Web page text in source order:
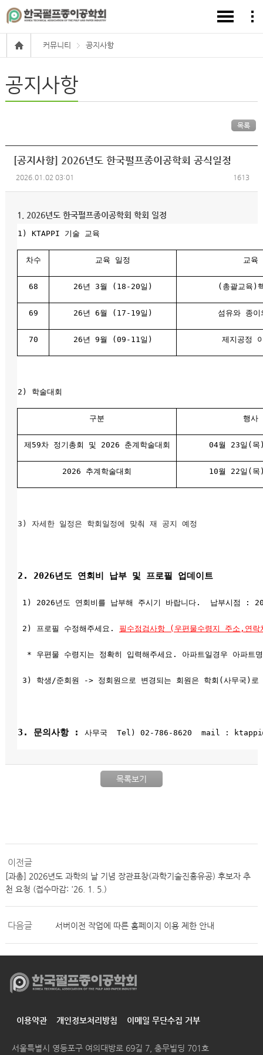
커뮤니티 공지사항
공지사항
목록
[공지사항] 2026년도 한국펄프종이공학회 공식일정
2026.01.02 03:01 1613
1. 2026년도 한국펄프종이공학회 학회 일정
1) KTAPPI 기술 교육
차수 교육 일정 교육
68 26년 3월 (18-20일) (총괄교육)
69 26년 6월 (17-19일) 섬유와 종
70 26년 9월 (09-11일) 제지공정
2) 학술대회
구분 행사
제59차 정기총회 및 2026 춘계학술대회 04월 23일(
2026 추계학술대회 10월 22일(
3) 자세한 일정은 학회일정에 맞춰 재 공지 예정
2. 2026년도 연회비 납부 및 프로필 업데이트
1) 2026년도 연회비를 납부해 주시기 바랍니다. 납부시점 :
2) 프로필 수정해주세요. 필수점검사항 (우편물수령지 주소,연
* 우편물 수령지는 정확히 입력해주세요. 아파트일경우 아파
3) 학생/준회원 -> 정회원으로 변경되는 회원은 학회(사무국)로
3. 문의사항 : 사무국 Tel) 02-786-8620 mail :
목록보기
이전글
[과총] 2026년도 과학의 날 기념 장관표창(과학기술진흥유공) 후보자 추
천 요청 (접수마감: '26. 1. 5.)
다음글 서버이전 작업에 따른 홈페이지 이용 제한 안내
이용약관 개인정보처리방침 이메일 무단수집 거부
서울특별시 영등포구 여의대방로 69길 7, 충무빌딩 701호